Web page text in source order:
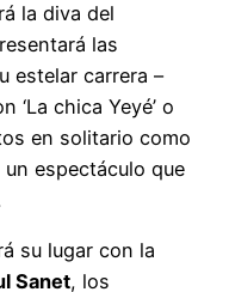
la diva del
las
estelar carrera –
‘La chica Yeyé’ o
en solitario como
un espectáculo que
su lugar con la
Sanet, los